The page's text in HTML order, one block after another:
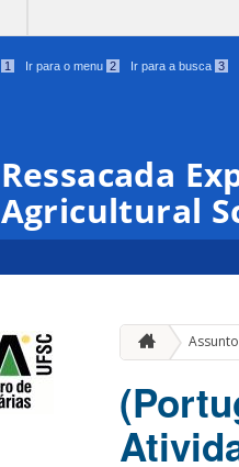
1 Ir para o menu 2 Ir para a busca 3
Ressacada
Agricultural